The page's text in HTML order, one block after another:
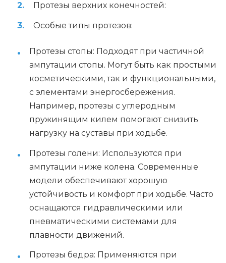
Протезы верхних конечностей:
Особые типы протезов:
Протезы стопы: Подходят при частичной
ампутации стопы. Могут быть как простыми
косметическими, так и функциональными,
с элементами энергосбережения.
Например, протезы с углеродным
пружинящим килем помогают снизить
нагрузку на суставы при ходьбе.
Протезы голени: Используются при
ампутации ниже колена. Современные
модели обеспечивают хорошую
устойчивость и комфорт при ходьбе. Часто
оснащаются гидравлическими или
пневматическими системами для
плавности движений.
Протезы бедра: Применяются при